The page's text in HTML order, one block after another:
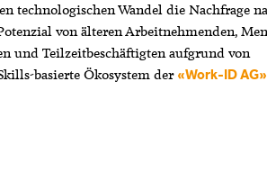
technologischen Wandel die Nachfrage
von älteren Arbeitnehmenden,
und Teilzeitbeschäftigten aufgrund von
basierte Ökosystem der «Work-ID AG»